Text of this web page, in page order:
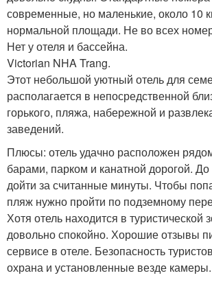
современные, но маленькие, около 10
нормальной площади. Не во всех
Нет у отеля и бассейна.
Victorian NHA Trang.
Этот небольшой уютный отель для
располагается в непосредственной
горького, пляжа, набережной и
заведений.
Плюсы: отель удачно расположен
барами, парком и канатной дорогой.
дойти за считанные минуты. Чтобы
пляж нужно пройти по подземному
Хотя отель находится в туристической
довольно спокойно. Хорошие отзывы
сервисе в отеле. Безопасность
охрана и установленные везде камеры.